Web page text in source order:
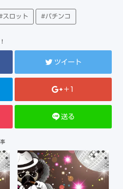
スロット #パチンコ
ツイート
+1
送る